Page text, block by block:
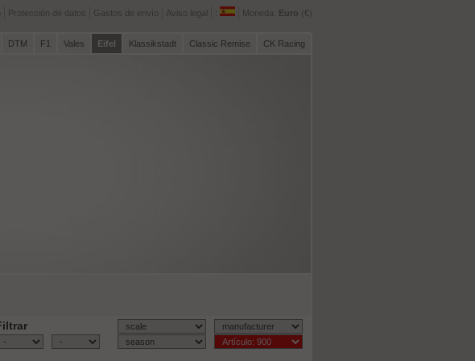
Protección de datos Gastos de envío Aviso legal : Moneda: Euro (€)
DTM F1 Vales Eifel Klassikstadt Classic Remise CK Racing